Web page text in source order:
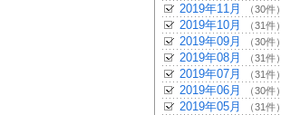
2019年11月 （30件）
2019年10月 （31件）
2019年09月 （30件）
2019年08月 （31件）
2019年07月 （31件）
2019年06月 （30件）
2019年05月 （31件）